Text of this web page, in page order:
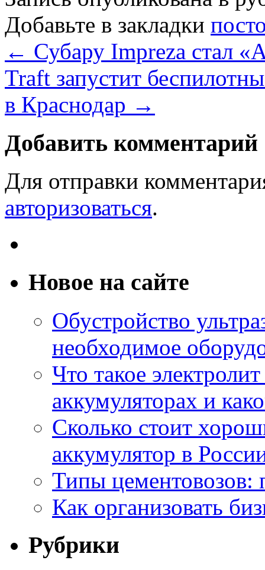
Добавьте в закладки
← Субару Impreza стал
Traft запустит
в Краснодар →
Добавить комментарий
Для отправки
авторизоваться.
Новое на сайте
Обустройство
необходимое
Что такое
аккумуляторах и
Сколько стоит
аккумулятор в
Типы цементовозов:
Как организовать
Рубрики